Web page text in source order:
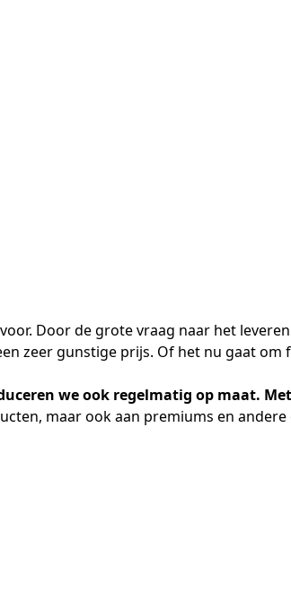
Door de grote vraag naar het
zeer gunstige prijs. Of het nu gaat
we ook regelmatig op maat.
maar ook aan premiums en